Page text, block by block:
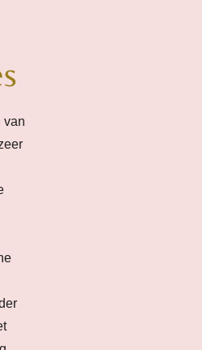
van